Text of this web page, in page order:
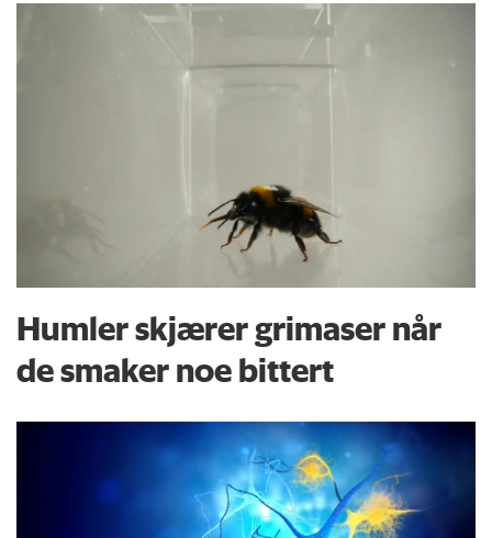
Humler skjærer grimaser når
de smaker noe bittert